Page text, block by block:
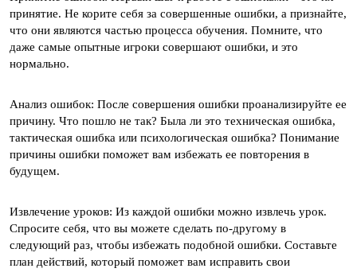
принятие. Не корите себя за совершенные ошибки, а признайте,
что они являются частью процесса обучения. Помните, что
даже самые опытные игроки совершают ошибки, и это
нормально.
Анализ ошибок: После совершения ошибки проанализируйте ее
причину. Что пошло не так? Была ли это техническая ошибка,
тактическая ошибка или психологическая ошибка? Понимание
причины ошибки поможет вам избежать ее повторения в
будущем.
Извлечение уроков: Из каждой ошибки можно извлечь урок.
Спросите себя, что вы можете сделать по-другому в
следующий раз, чтобы избежать подобной ошибки. Составьте
план действий, который поможет вам исправить свои